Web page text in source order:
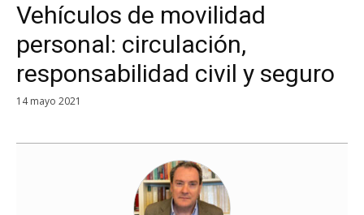
Vehículos de movilidad
personal: circulación,
responsabilidad civil y seguro
14 mayo 2021